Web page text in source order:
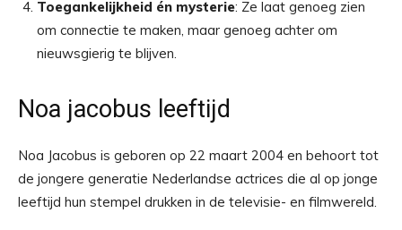
Toegankelijkheid én mysterie: Ze laat genoeg zien
om connectie te maken, maar genoeg achter om
nieuwsgierig te blijven.
Noa jacobus leeftijd
Noa Jacobus is geboren op 22 maart 2004 en behoort tot
de jongere generatie Nederlandse actrices die al op jonge
leeftijd hun stempel drukken in de televisie- en filmwereld.